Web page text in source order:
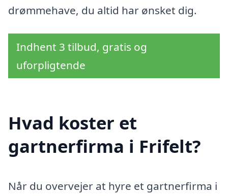
drømmehave, du altid har ønsket dig.
Indhent 3 tilbud, gratis og
uforpligtende
Hvad koster et
gartnerfirma i Frifelt?
Når du overvejer at hyre et gartnerfirma i